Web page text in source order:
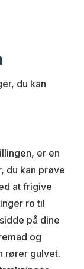
du kan
er en
du kan prøve
at frigive
ro til
på dine
og
rører gulvet.